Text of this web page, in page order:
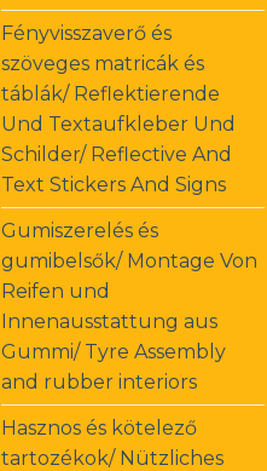
Fényvisszaverő és
szöveges matricák és
táblák/ Reflektierende
Und Textaufkleber Und
Schilder/ Reflective And
Text Stickers And Signs
Gumiszerelés és
gumibelsők/ Montage Von
Reifen und
Innenausstattung aus
Gummi/ Tyre Assembly
and rubber interiors
Hasznos és kötelező
tartozékok/ Nützliches